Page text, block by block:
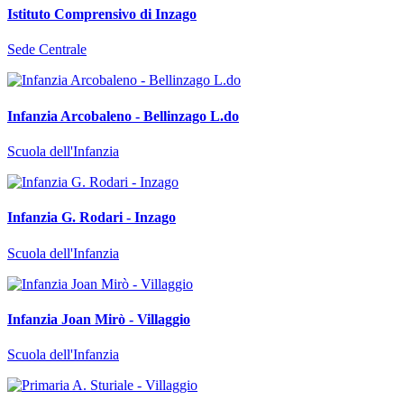
Istituto Comprensivo di Inzago
Sede Centrale
Infanzia Arcobaleno - Bellinzago L.do
Scuola dell'Infanzia
Infanzia G. Rodari - Inzago
Scuola dell'Infanzia
Infanzia Joan Mirò - Villaggio
Scuola dell'Infanzia